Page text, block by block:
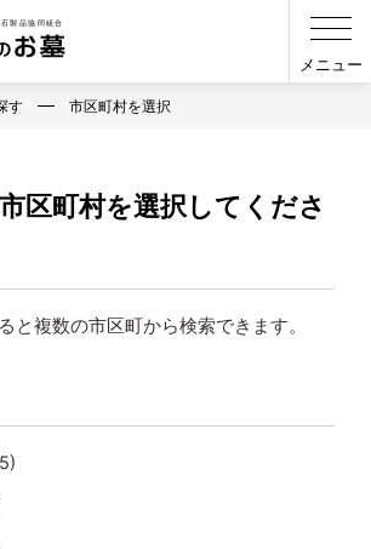
メニュー
す 市区町村を選択
区町村を選択してくださ
と複数の市区町から検索できます。